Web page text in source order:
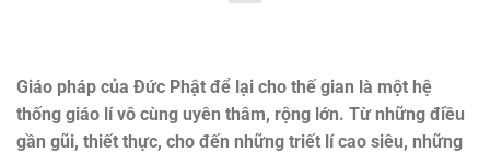
Giáo pháp của Đức Phật để lại cho thế gian là một hệ
thống giáo lí vô cùng uyên thâm, rộng lớn. Từ những điều
gần gũi, thiết thực, cho đến những triết lí cao siêu, những